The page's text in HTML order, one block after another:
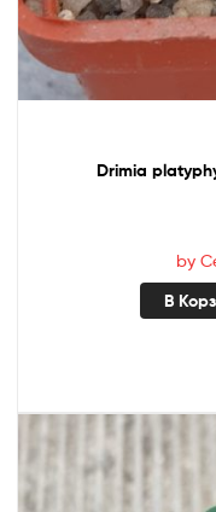
Drimia
by
В